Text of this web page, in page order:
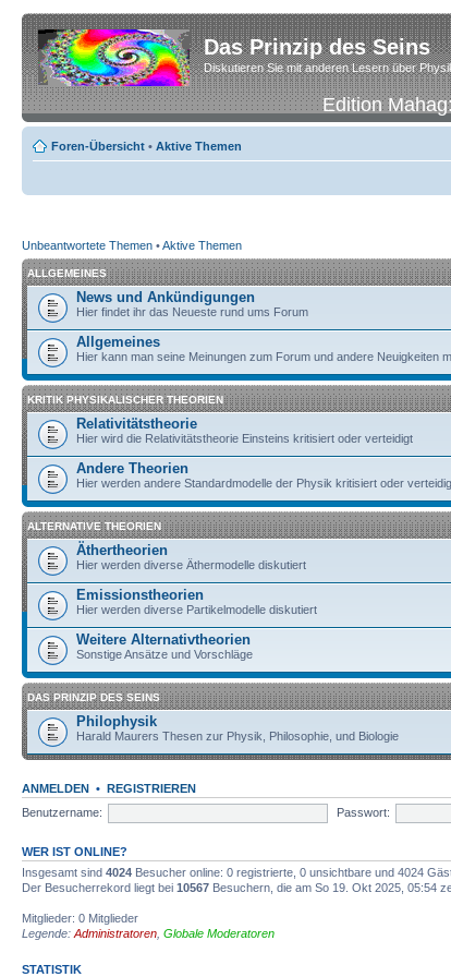
Das Prinzip des Seins
Diskutieren Sie mit anderen Lesern über
Edition
Foren-Übersicht • Aktive Themen
Unbeantwortete Themen •Aktive Themen
ALLGEMEINES
News und Ankündigungen
Hier findet ihr das Neueste rund ums Forum
Allgemeines
Hier kann man seine Meinungen zum Forum und andere Neuigkeiten
KRITIK PHYSIKALISCHER THEORIEN
Relativitätstheorie
Hier wird die Relativitätstheorie Einsteins kritisiert oder verteidigt
Andere Theorien
Hier werden andere Standardmodelle der Physik kritisiert oder
ALTERNATIVE THEORIEN
Äthertheorien
Hier werden diverse Äthermodelle diskutiert
Emissionstheorien
Hier werden diverse Partikelmodelle diskutiert
Weitere Alternativtheorien
Sonstige Ansätze und Vorschläge
DAS PRINZIP DES SEINS
Philophysik
Harald Maurers Thesen zur Physik, Philosophie, und Biologie
ANMELDEN • REGISTRIEREN
Benutzername:
Passwort:
WER IST ONLINE?
Insgesamt sind 4024 Besucher online: 0 registrierte, 0 unsichtbare und 4024
Der Besucherrekord liegt bei 10567 Besuchern, die am So 19. Okt 2025, 05:54
Mitglieder: 0 Mitglieder
Legende: Administratoren Globale Moderatoren
STATISTIK